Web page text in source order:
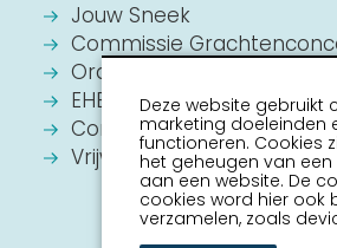
Jouw Sneek
Commissie
Oranje Vereniging Sneek
EHBO Hulpverlening Sneek
Contact
Vrijwilligers vacatures
Deze website gebruikt
marketing doeleinden
functioneren. Cookies
het geheugen van
aan een website. De
cookies word hier ook
verzamelen, zoals